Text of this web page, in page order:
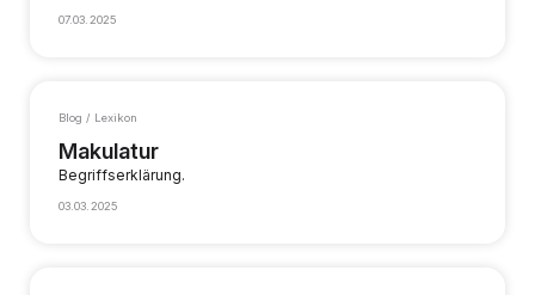
07.03.2025
Blog / Lexikon
Makulatur
Begriffserklärung.
03.03.2025